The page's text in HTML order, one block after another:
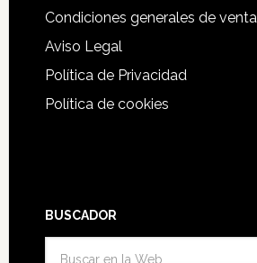
Condiciones generales de venta
Aviso Legal
Política de Privacidad
Política de cookies
BUSCADOR